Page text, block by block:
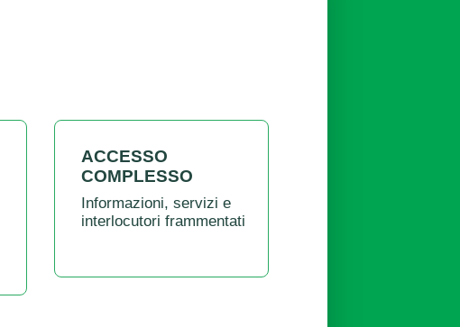
ACCESSO
COMPLESSO
Informazioni, servizi e
interlocutori frammentati